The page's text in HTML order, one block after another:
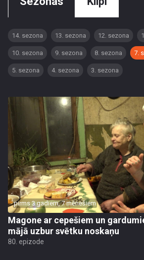
14. sezona 13. sezona 12. sezona
10. sezona 9. sezona 8. sezona 7.
5. sezona 4. sezona 3. sezona
pirms 3 gadiem, 7 mēnešiem
Magone ar cepešiem un
mājā uzbur svētku noskaņu
80. epizode